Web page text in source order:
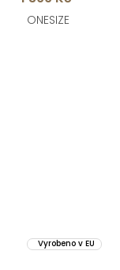
ONESIZE
Vyrobeno v EU